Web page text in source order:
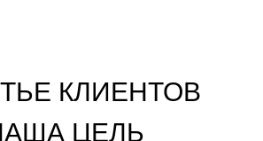
КЛИЕНТОВ
ЦЕЛЬ